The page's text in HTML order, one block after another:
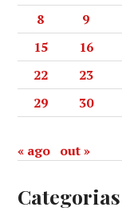
8
9
15
16
22
23
29
30
« ago out »
Categorias